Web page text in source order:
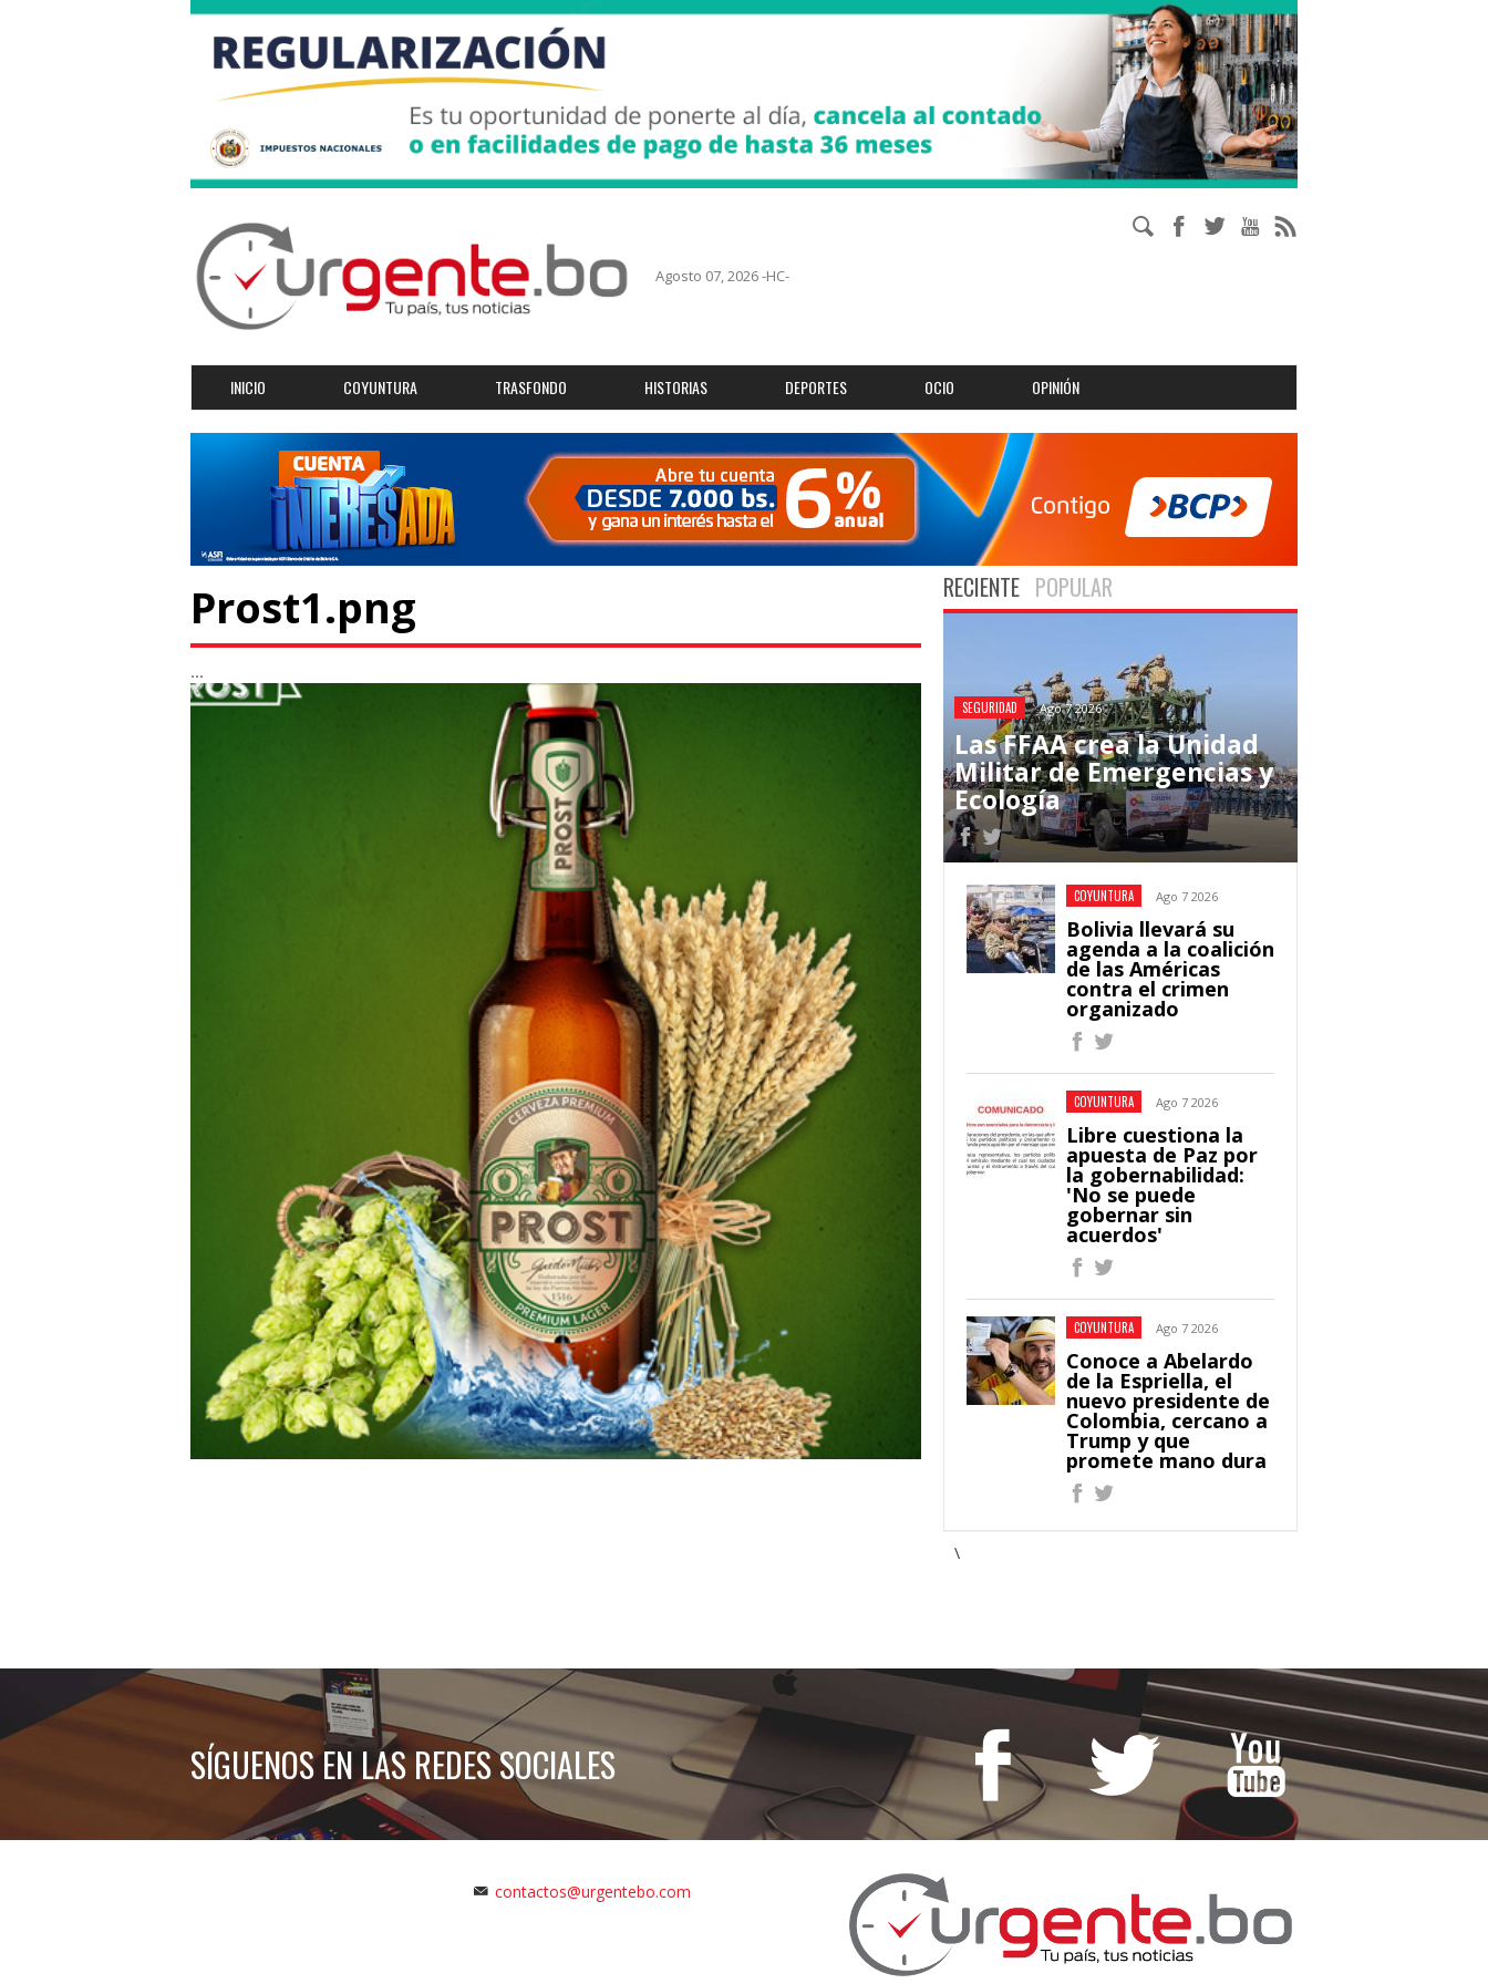
Agosto 07, 2026 -HC-
INICIO COYUNTURA TRASFONDO HISTORIAS DEPORTES OCIO OPINIÓN
Prost1.png
...
RECIENTE POPULAR
SEGURIDAD Ago 7 2026
Las FFAA crea la Unidad
Militar de Emergencias y
Ecología
COYUNTURA Ago 7 2026
Bolivia llevará su
agenda a la coalición
de las Américas
contra el crimen
organizado
COYUNTURA Ago 7 2026
Libre cuestiona la
apuesta de Paz por
la gobernabilidad:
'No se puede
gobernar sin
acuerdos'
COYUNTURA Ago 7 2026
Conoce a Abelardo
de la Espriella, el
nuevo presidente de
Colombia, cercano a
Trump y que
promete mano dura
\
SÍGUENOS EN LAS REDES SOCIALES
contactos@urgentebo.com